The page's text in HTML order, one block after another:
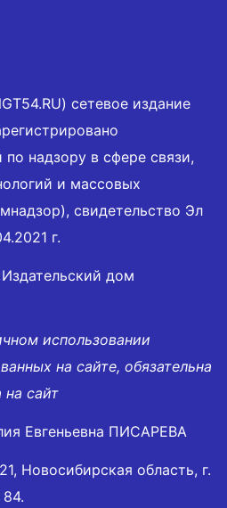
сетевое издание
надзору в сфере связи,
и массовых
свидетельство Эл
г.
дом
использовании
на сайте, обязательна
на сайт
Евгеньевна ПИСАРЕВА
Новосибирская область, г.